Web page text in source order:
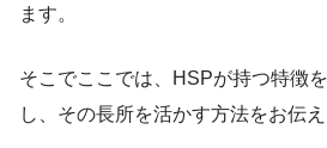
ます。
そこでここでは、HSPが持つ特徴
し、その長所を活かす方法をお伝え